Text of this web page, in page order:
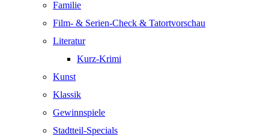
Familie
Film- & Serien-Check & Tatortvorschau
Literatur
Kurz-Krimi
Kunst
Klassik
Gewinnspiele
Stadtteil-Specials